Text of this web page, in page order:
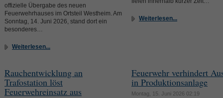
offizielle Übergabe des neuen
Feuerwehrhauses im Ortsteil Westheim. Am
Sonntag, 14. Juni 2026, stand dort ein
besonderes…
Weiterlesen...
Weiterlesen...
Rauchentwicklung an
Trafostation löst
Feuerwehreinsatz aus
Feuerwehr verhindert
in Produktionsanlage
Montag, 15. Juni 2026 02:19